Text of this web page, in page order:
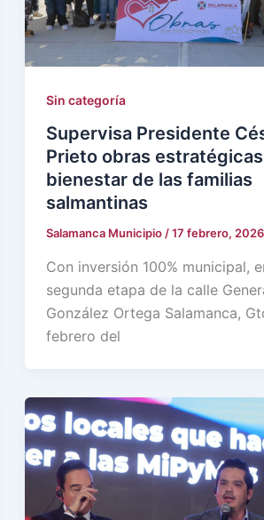
Sin categoría
Supervisa Presidente
Prieto obras
bienestar de las familias
salmantinas
Salamanca Municipio/17 febrero, 2026
Con inversión 100% municipal,
segunda etapa de la calle
González Ortega Salamanca,
febrero del